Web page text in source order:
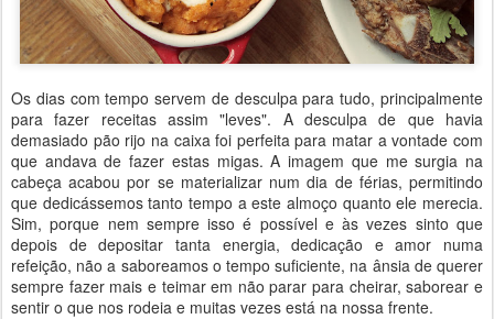
Os dias com tempo servem de desculpa para tudo, principalmente
para fazer receitas assim "leves". A desculpa de que havia
demasiado pão rijo na caixa foi perfeita para matar a vontade com
que andava de fazer estas migas. A imagem que me surgia na
cabeça acabou por se materializar num dia de férias, permitindo
que dedicássemos tanto tempo a este almoço quanto ele merecia.
Sim, porque nem sempre isso é possível e às vezes sinto que
depois de depositar tanta energia, dedicação e amor numa
refeição, não a saboreamos o tempo suficiente, na ânsia de querer
sempre fazer mais e teimar em não parar para cheirar, saborear e
sentir o que nos rodeia e muitas vezes está na nossa frente.